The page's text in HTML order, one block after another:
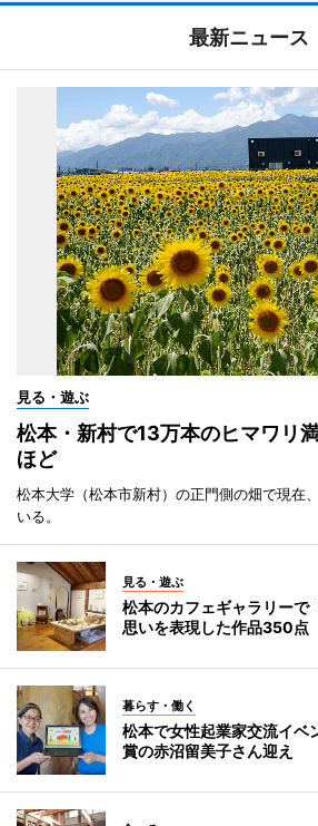
最新ニュース
見る・遊ぶ
松本・新村で13万本のヒマワリ
ほど
松本大学（松本市新村）の正門側の畑で現在
いる。
見る・遊ぶ
松本のカフェギャラリー
思いを表現した作品350点
暮らす・働く
松本で女性起業家交流イ
賞の赤沼留美子さん迎え